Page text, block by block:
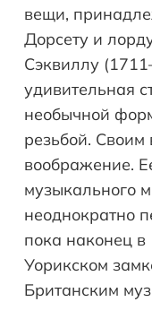
вещи,
Дорсету и
Сэквиллу
удивительная
необычной
резьбой.
воображение.
музыкального
неоднократно
пока наконец в
Уорикском
Британским